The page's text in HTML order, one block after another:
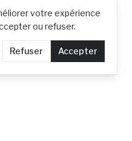
votre expérience
ou refuser.
Refuser Accepter